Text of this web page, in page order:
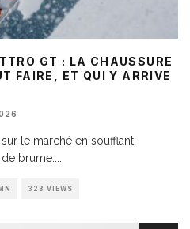
GT : LA CHAUSSURE
FAIRE, ET QUI Y ARRIVE
le marché en soufflant
brume.
328 VIEWS